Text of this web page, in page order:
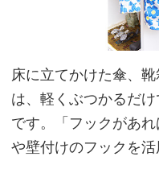
床に立てかけた傘、
は、軽くぶつかるだ
です。「フックがあ
や壁付けのフックを活